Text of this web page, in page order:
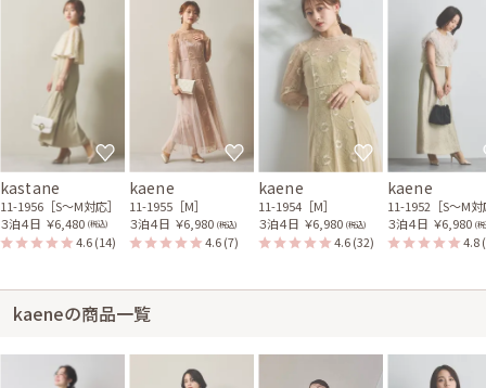
kastane
11-1956［S〜M対応］
３泊４日 ￥6,480 (税込)
4.6(14)
kaene
11-1955［M］
３泊４日 ￥6,980 (税込)
4.6(7)
kaene
11-1954［M］
３泊４日 ￥6,980 (税込)
4.6(32)
kaene
11-1952［S〜M
３泊４日 ￥6,980 (
4.8
kaeneの商品一覧